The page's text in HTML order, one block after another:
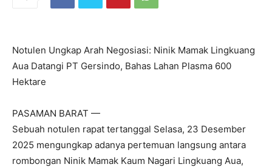
Notulen Ungkap Arah Negosiasi: Ninik Mamak Lingkuang
Aua Datangi PT Gersindo, Bahas Lahan Plasma 600
Hektare
PASAMAN BARAT —
Sebuah notulen rapat tertanggal Selasa, 23 Desember
2025 mengungkap adanya pertemuan langsung antara
rombongan Ninik Mamak Kaum Nagari Lingkuang Aua,